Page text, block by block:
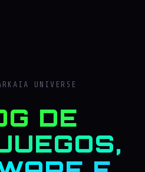
UNIVERSE
DE